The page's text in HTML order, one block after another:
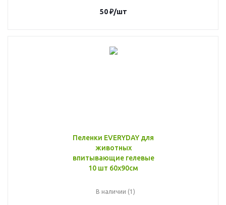
50₽/шт
Пеленки EVERYDAY для
животных
впитывающие гелевые
10 шт 60х90см
В наличии (1)